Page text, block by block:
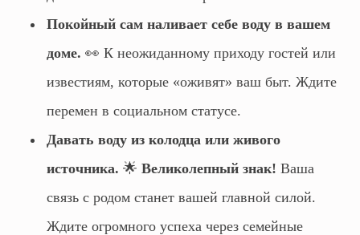
Покойный сам наливает себе воду в вашем
доме. 👀 К неожиданному приходу гостей или
известиям, которые «оживят» ваш быт. Ждите
перемен в социальном статусе.
Давать воду из колодца или живого
источника. 🌟 Великолепный знак! Ваша
связь с родом станет вашей главной силой.
Ждите огромного успеха через семейные